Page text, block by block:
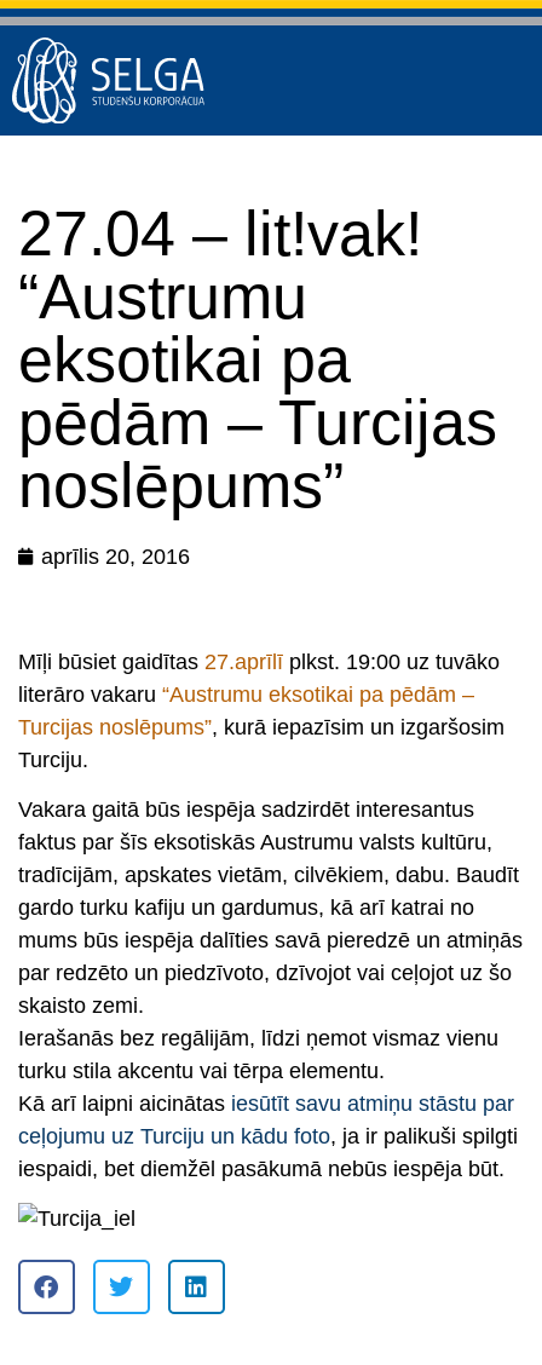
27.04 – lit!vak!
“Austrumu
eksotikai pa
pēdām – Turcijas
noslēpums”
aprīlis 20, 2016
Mīļi būsiet gaidītas 27.aprīlī plkst. 19:00 uz tuvāko
literāro vakaru “Austrumu eksotikai pa pēdām –
Turcijas noslēpums”, kurā iepazīsim un izgaršosim
Turciju.
Vakara gaitā būs iespēja sadzirdēt interesantus
faktus par šīs eksotiskās Austrumu valsts kultūru,
tradīcijām, apskates vietām, cilvēkiem, dabu. Baudīt
gardo turku kafiju un gardumus, kā arī katrai no
mums būs iespēja dalīties savā pieredzē un atmiņās
par redzēto un piedzīvoto, dzīvojot vai ceļojot uz šo
skaisto zemi.
Ierašanās bez regālijām, līdzi ņemot vismaz vienu
turku stila akcentu vai tērpa elementu.
Kā arī laipni aicinātas iesūtīt savu atmiņu stāstu par
ceļojumu uz Turciju un kādu foto, ja ir palikuši spilgti
iespaidi, bet diemžēl pasākumā nebūs iespēja būt.